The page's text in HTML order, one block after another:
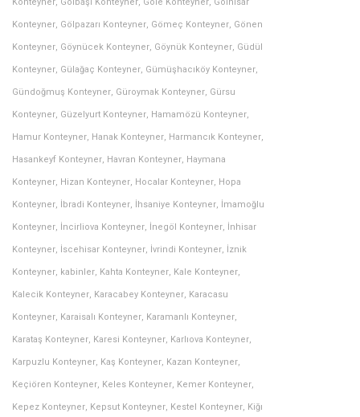
Konteyner, Gölpazarı Konteyner, Gömeç Konteyner, Gönen
Konteyner, Göynücek Konteyner, Göynük Konteyner, Güdül
Konteyner, Gülağaç Konteyner, Gümüşhacıköy Konteyner,
Gündoğmuş Konteyner, Güroymak Konteyner, Gürsu
Konteyner, Güzelyurt Konteyner, Hamamözü Konteyner,
Hamur Konteyner, Hanak Konteyner, Harmancık Konteyner,
Hasankeyf Konteyner, Havran Konteyner, Haymana
Konteyner, Hizan Konteyner, Hocalar Konteyner, Hopa
Konteyner, İbradi Konteyner, İhsaniye Konteyner, İmamoğlu
Konteyner, İncirliova Konteyner, İnegöl Konteyner, İnhisar
Konteyner, İscehisar Konteyner, İvrindi Konteyner, İznik
Konteyner, kabinler, Kahta Konteyner, Kale Konteyner,
Kalecik Konteyner, Karacabey Konteyner, Karacasu
Konteyner, Karaisalı Konteyner, Karamanlı Konteyner,
Karataş Konteyner, Karesi Konteyner, Karlıova Konteyner,
Karpuzlu Konteyner, Kaş Konteyner, Kazan Konteyner,
Keçiören Konteyner, Keles Konteyner, Kemer Konteyner,
Kepez Konteyner, Kepsut Konteyner, Kestel Konteyner, Kiğı